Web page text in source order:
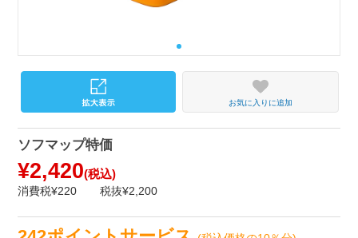
お気に入りに追加
ソフマップ特価
¥2,420(税込)
消費税¥220 税抜¥2,200